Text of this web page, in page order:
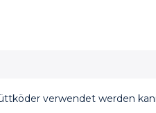
verwendet werden